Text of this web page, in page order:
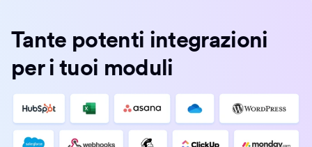
Tante potenti integrazioni
per i tuoi moduli